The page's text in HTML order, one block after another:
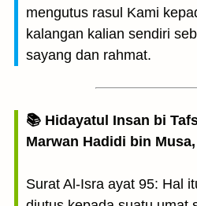
mengutus rasul Kami
kalangan kalian sendiri
sayang dan rahmat.
📚 Hidayatul Insan bi
Marwan Hadidi bin
Surat Al-Isra ayat 95: Hal